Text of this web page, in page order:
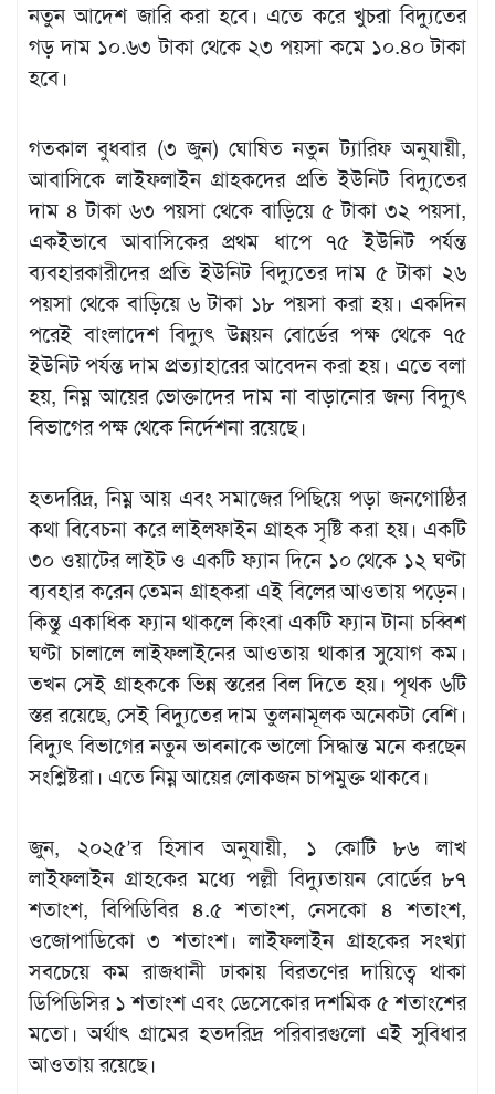
নতুন আদেশ জারি করা হবে। এতে করে খুচরা বিদ্যুতের
গড় দাম ১০.৬৩ টাকা থেকে ২৩ পয়সা কমে ১০.৪০ টাকা
হবে।
গতকাল বুধবার (৩ জুন) ঘোষিত নতুন ট্যারিফ অনুযায়ী,
আবাসিকে লাইফলাইন গ্রাহকদের প্রতি ইউনিট বিদ্যুতের
দাম ৪ টাকা ৬৩ পয়সা থেকে বাড়িয়ে ৫ টাকা ৩২ পয়সা,
একইভাবে আবাসিকের প্রথম ধাপে ৭৫ ইউনিট পর্যন্ত
ব্যবহারকারীদের প্রতি ইউনিট বিদ্যুতের দাম ৫ টাকা ২৬
পয়সা থেকে বাড়িয়ে ৬ টাকা ১৮ পয়সা করা হয়। একদিন
পরেই বাংলাদেশ বিদ্যুৎ উন্নয়ন বোর্ডের পক্ষ থেকে ৭৫
ইউনিট পর্যন্ত দাম প্রত্যাহারের আবেদন করা হয়। এতে বলা
হয়, নিম্ন আয়ের ভোক্তাদের দাম না বাড়ানোর জন্য বিদ্যুৎ
বিভাগের পক্ষ থেকে নির্দেশনা রয়েছে।
হতদরিদ্র, নিম্ন আয় এবং সমাজের পিছিয়ে পড়া জনগোষ্ঠির
কথা বিবেচনা করে লাইলফাইন গ্রাহক সৃষ্টি করা হয়। একটি
৩০ ওয়াটের লাইট ও একটি ফ্যান দিনে ১০ থেকে ১২ ঘণ্টা
ব্যবহার করেন তেমন গ্রাহকরা এই বিলের আওতায় পড়েন।
কিন্তু একাধিক ফ্যান থাকলে কিংবা একটি ফ্যান টানা চব্বিশ
ঘণ্টা চালালে লাইফলাইনের আওতায় থাকার সুযোগ কম।
তখন সেই গ্রাহককে ভিন্ন স্তরের বিল দিতে হয়। পৃথক ৬টি
স্তর রয়েছে, সেই বিদ্যুতের দাম তুলনামূলক অনেকটা বেশি।
বিদ্যুৎ বিভাগের নতুন ভাবনাকে ভালো সিদ্ধান্ত মনে করছেন
সংশ্লিষ্টরা। এতে নিম্ন আয়ের লোকজন চাপমুক্ত থাকবে।
জুন, ২০২৫’র হিসাব অনুযায়ী, ১ কোটি ৮৬ লাখ
লাইফলাইন গ্রাহকের মধ্যে পল্লী বিদ্যুতায়ন বোর্ডের ৮৭
শতাংশ, বিপিডিবির ৪.৫ শতাংশ, নেসকো ৪ শতাংশ,
ওজোপাডিকো ৩ শতাংশ। লাইফলাইন গ্রাহকের সংখ্যা
সবচেয়ে কম রাজধানী ঢাকায় বিরতণের দায়িত্বে থাকা
ডিপিডিসির ১ শতাংশ এবং ডেসেকোর দশমিক ৫ শতাংশের
মতো। অর্থাৎ গ্রামের হতদরিদ্র পরিবারগুলো এই সুবিধার
আওতায় রয়েছে।